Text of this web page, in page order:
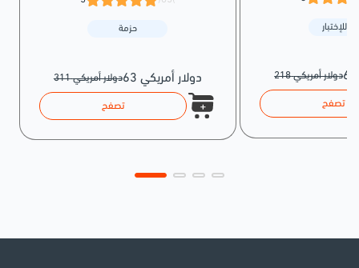
حزمة
311 دولار أمريكي 63 دولار أمريكي
تصفح
للإختبار
218 دولار أمريكي
تصفح